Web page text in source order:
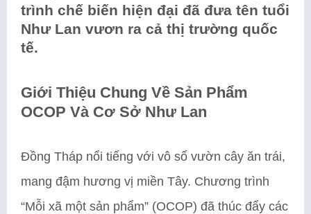
trình chế biến hiện đại đã đưa tên tuổi
Như Lan vươn ra cả thị trường quốc
tế.
Giới Thiệu Chung Về Sản Phẩm
OCOP Và Cơ Sở Như Lan
Đồng Tháp nổi tiếng với vô số vườn cây ăn trái,
mang đậm hương vị miền Tây. Chương trình
“Mỗi xã một sản phẩm” (OCOP) đã thúc đẩy các